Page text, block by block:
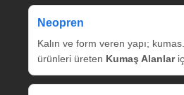
Neopren
Kalın ve form veren yapı;
ürünleri üreten Kumaş Alanlar